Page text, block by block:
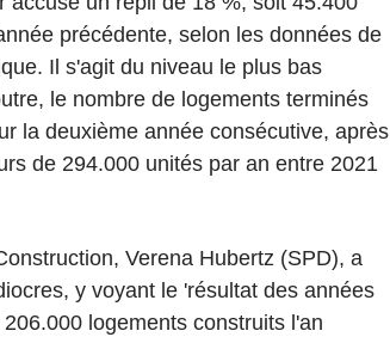
précédente, selon les données de
Il s'agit du niveau le plus bas
le nombre de logements terminés
la deuxième année consécutive, après
de 294.000 unités par an entre 2021
Verena Hubertz (SPD), a
y voyant le 'résultat des années
logements construits l'an